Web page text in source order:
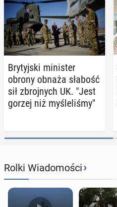
Bry­tyj­ski mi­ni­ster
obrony obnaża słabość
sił zbroj­nych UK. "Jest
gorzej niż my­śle­li­śmy"
Rolki Wiadomości›